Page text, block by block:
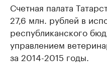
Счетная палата
27,6 млн. рублей в
республиканского
управлением
за 2014-2015 годы.